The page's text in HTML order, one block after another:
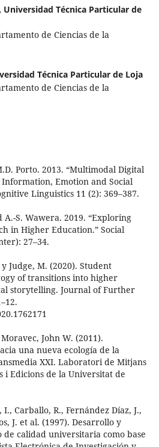
Universidad Técnica Particular de
de Ciencias de la
Técnica Particular de Loja
de Ciencias de la
Porto. 2013. “Multimodal Digital
Emotion and Social
Linguistics 11 (2): 369–387.
A.-S. Wawera. 2019. “Exploring
in Higher Education.” Social
27–34.
Judge, M. (2020). Student
of transitions into higher
storytelling. Journal of Further
John W. (2011).
una nueva ecología de la
XXI. Laboratori de Mitjans
i Edicions de la Universitat de
Carballo, R., Fernández Díaz, J.,
J. et al. (1997). Desarrollo y
calidad universitaria como base